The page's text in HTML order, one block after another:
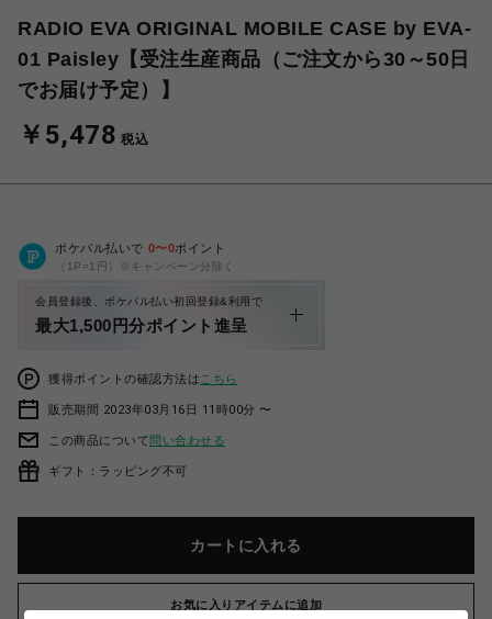
RADIO EVA ORIGINAL MOBILE CASE by EVA-
01 Paisley【受注生産商品（ご注文から30～50日
でお届け予定）】
￥5,478 税込
ポケパル払いで 0〜0ポイント
（1P=1円）※キャンペーン分除く
会員登録後、ポケパル払い初回登録&利用で
最大1,500円分ポイント進呈
獲得ポイントの確認方法は こちら
販売期間 2023年03月16日 11時00分 〜
この商品について問い合わせる
ギフト：ラッピング不可
カートに入れる
お気に入りアイテムに追加